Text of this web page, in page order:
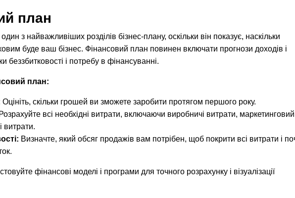
план
з найважливіших розділів бізнес-плану, оскільки він показує, наскільки
буде ваш бізнес. Фінансовий план повинен включати прогнози доходів і
беззбитковості і потребу в фінансуванні.
план:
Оцініть, скільки грошей ви зможете заробити протягом першого року.
Розрахуйте всі необхідні витрати, включаючи виробничі витрати, маркетинговий
витрати.
Визначте, який обсяг продажів вам потрібен, щоб покрити всі витрати і
фінансові моделі і програми для точного розрахунку і візуалізації